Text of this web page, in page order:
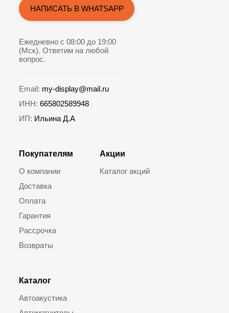
Покупателям
О компании
Доставка
Оплата
Гарантия
Рассрочка
Возвраты
Каталог
Автоакустика
Акции
Каталог акций
НАПИСАТЬ В WHATSAPP
Ежедневно с 08:00 до 19:00
(Мск). Ответим на любой
вопрос.
Email: my-display@mail.ru
ИНН: 665802589948
ИП: Ильина Д.А